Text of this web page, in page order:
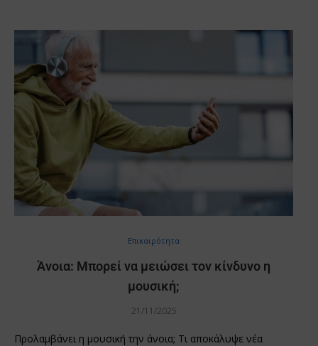
Επικαιρότητα
Άνοια: Μπορεί να μειώσει τον κίνδυνο η
μουσική;
21/11/2025
Προλαμβάνει η μουσική την άνοια; Τι αποκάλυψε νέα